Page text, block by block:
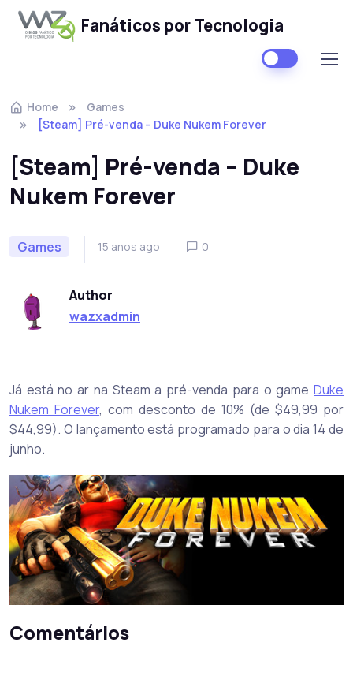
Fanáticos por Tecnologia
Home
Games
[Steam] Pré-venda – Duke Nukem Forever
[Steam] Pré-venda – Duke
Nukem Forever
Games 15 anos ago 0
Author
wazxadmin
Já está no ar na Steam a pré-venda para o game Duke
Nukem Forever, com desconto de 10% (de $49,99 por
$44,99). O lançamento está programado para o dia 14 de
junho.
Comentários